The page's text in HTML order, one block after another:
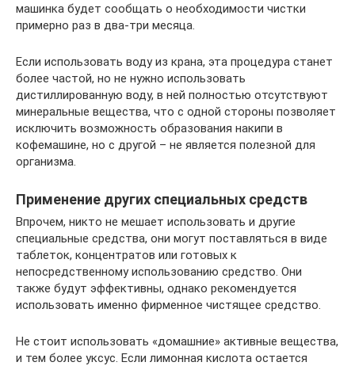
машинка будет сообщать о необходимости чистки
примерно раз в два-три месяца.
Если использовать воду из крана, эта процедура станет
более частой, но не нужно использовать
дистиллированную воду, в ней полностью отсутствуют
минеральные вещества, что с одной стороны позволяет
исключить возможность образования накипи в
кофемашине, но с другой – не является полезной для
организма.
Применение других специальных средств
Впрочем, никто не мешает использовать и другие
специальные средства, они могут поставляться в виде
таблеток, концентратов или готовых к
непосредственному использованию средство. Они
также будут эффективны, однако рекомендуется
использовать именно фирменное чистящее средство.
Не стоит использовать «домашние» активные вещества,
и тем более уксус. Если лимонная кислота остается